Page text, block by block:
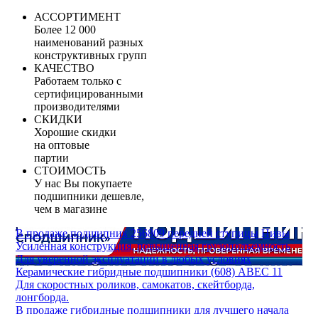
АССОРТИМЕНТ
Более 12 000
наименований разных
конструктивных групп
КАЧЕСТВО
Работаем только с
сертифицированными
производителями
СКИДКИ
Хорошие скидки
на оптовые
партии
СТОИМОСТЬ
У нас Вы покупаете
подшипники дешевле,
чем в магазине
В продаже подшипник 256809 передней ступицы Нивы
Усиленная конструкция, повышенная грузоподъемность
Для уверенной эксплуатации в любых условиях
Керамические гибридные подшипники (608) ABEC 11
Для скоростных роликов, самокатов, скейтборда,
лонгборда.
В продаже гибридные подшипники для лучшего начала